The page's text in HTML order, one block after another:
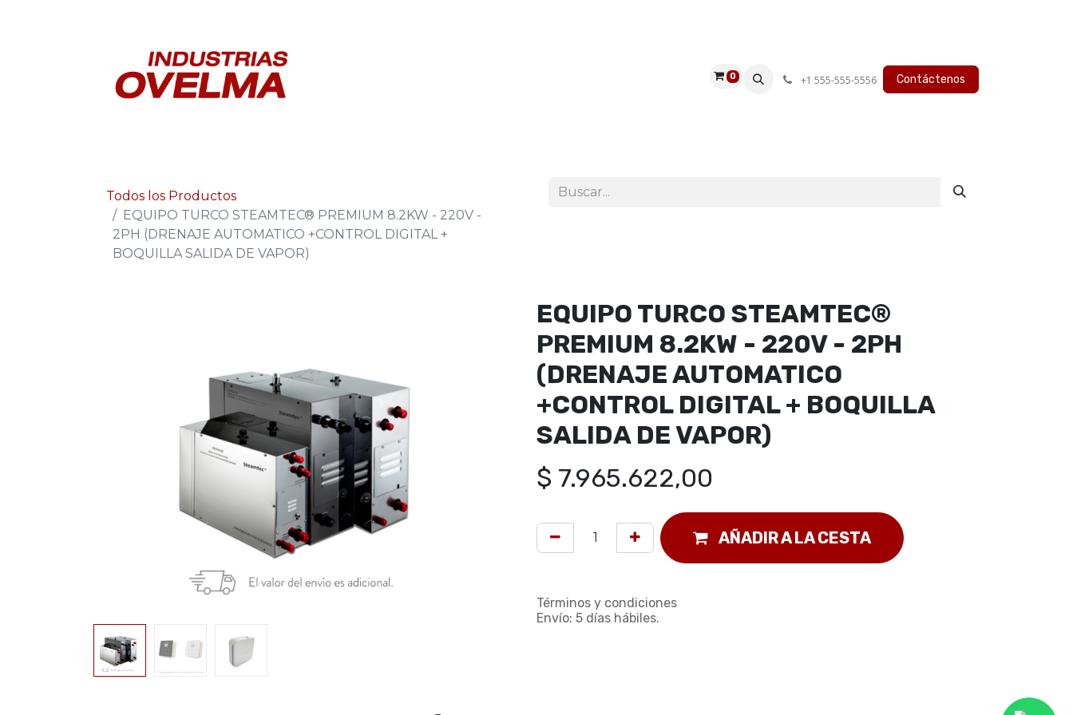
0 +1 555-555-5556 Contáctenos
Todos los Productos
EQUIPO TURCO STEAMTEC® PREMIUM 8.2KW - 220V -
2PH (DRENAJE AUTOMATICO +CONTROL DIGITAL +
BOQUILLA SALIDA DE VAPOR)
EQUIPO TURCO STEAMTEC®
PREMIUM 8.2KW - 220V - 2PH
(DRENAJE AUTOMATICO
+CONTROL DIGITAL + BOQUILLA
SALIDA DE VAPOR)
$ 7.965.622,00
AÑADIR A LA CESTA
Términos y condiciones
Envío: 5 días hábiles.